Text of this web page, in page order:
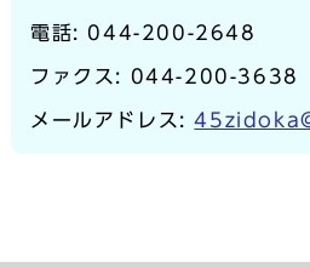
電話: 044-200-2648
ファクス: 044-200-3638
メールアドレス: